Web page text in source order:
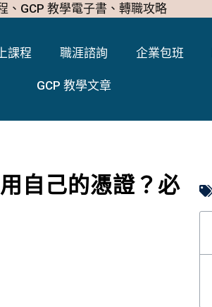
、GCP 教學電子書、轉職攻略
課程 職涯諮詢 企業包班
GCP 教學文章
自己的憑證？必